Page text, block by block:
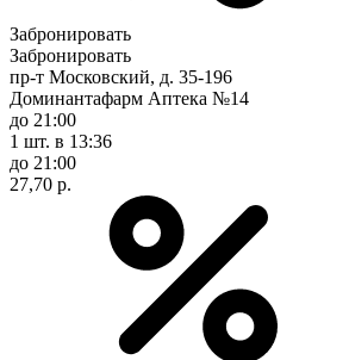
Забронировать
Забронировать
пр-т Московский, д. 35-196
Доминантафарм Аптека №14
до 21:00
1 шт. в 13:36
до 21:00
27,70 р.